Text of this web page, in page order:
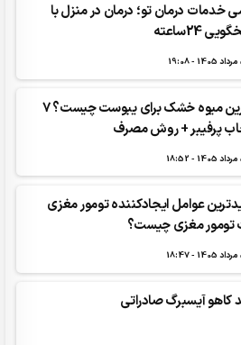
خدمات درمان تو؛ درمان در منزل با
24ساعته
بهترین میوه خشک برای یبوست چیست؟ 7
پرفیبر + روش مصرف
عوامل ایجادکننده تومور مغزی
تومور مغزی چیست؟
کاهو آیسبرگ صادراتی